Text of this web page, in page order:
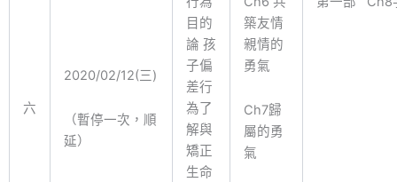
六
2020/02/12(三)
（暫停一次，順
延）
目的
論 孩
子偏
差行
為了
解與
矯正
生命
築友情
親情的
勇氣
Ch7歸
屬的勇
氣